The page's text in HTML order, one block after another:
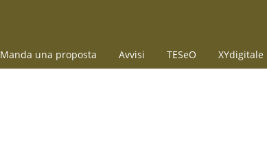
Manda una proposta Avvisi TESeO XYdigitale